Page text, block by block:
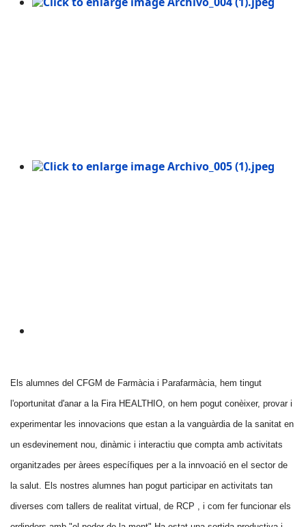
Els alumnes del CFGM de Farmàcia i Parafarmàcia, hem tingut
l'oportunitat d'anar a la Fira HEALTHIO, on hem pogut conèixer, provar i
experimentar les innovacions que estan a la vanguàrdia de la sanitat en
un esdevinement nou, dinàmic i interactiu que compta amb activitats
organitzades per àrees específiques per a la innvoació en el sector de
la salut. Els nostres alumnes han pogut participar en activitats tan
diverses com tallers de realitat virtual, de RCP , i com fer funcionar els